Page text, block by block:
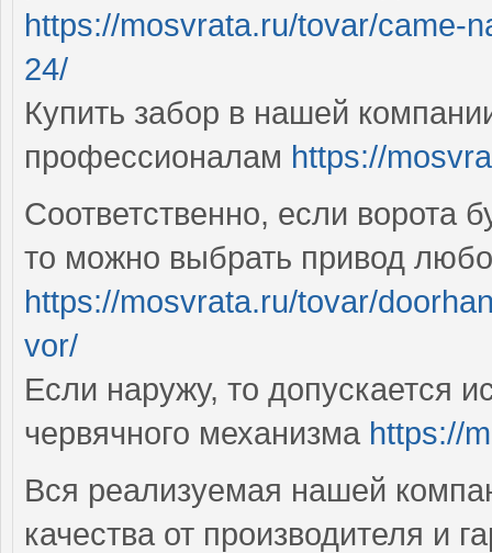
https://mosvrata.ru/tovar/came-
24/
Купить забор в нашей
профессионалам https://
Соответственно, если ворота
то можно выбрать привод
https://mosvrata.ru/tovar/
vor/
Если наружу, то допускается
червячного механизма https://
Вся реализуемая нашей
качества от производителя и